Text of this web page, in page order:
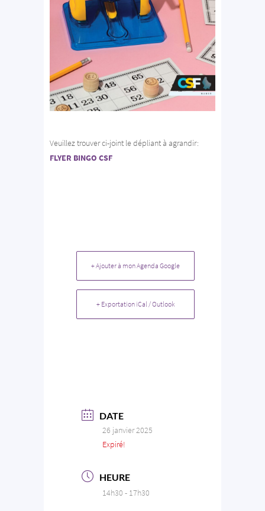
Veuillez trouver ci-joint le dépliant à agrandir:
FLYER BINGO CSF
+ Ajouter à mon Agenda Google
+ Exportation iCal / Outlook
DATE
26 janvier 2025
Expiré!
HEURE
14h30 - 17h30